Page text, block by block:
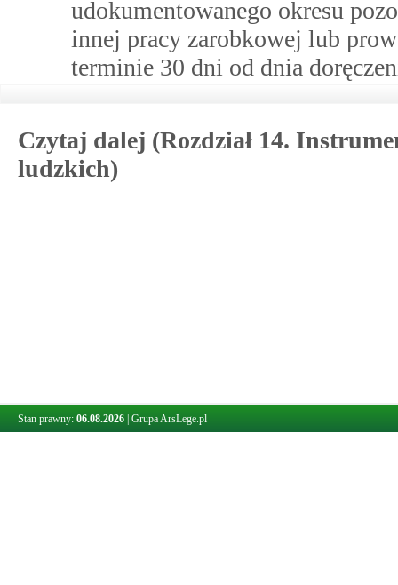
udokumentowanego okresu
innej pracy zarobkowej lub
terminie 30 dni od dnia
Czytaj dalej (Rozdział 14.
ludzkich)
Stan prawny: 06.08.2026 Grupa ArsLege.pl